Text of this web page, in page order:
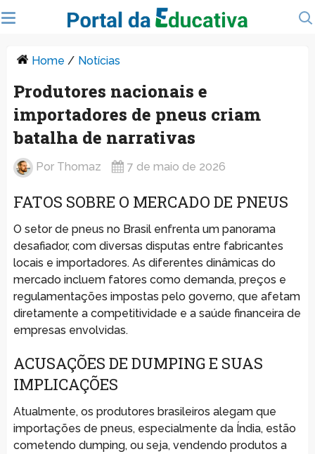
Home / Notícias
Produtores nacionais e
importadores de pneus criam
batalha de narrativas
Por Thomaz 7 de maio de 2026
FATOS SOBRE O MERCADO DE PNEUS
O setor de pneus no Brasil enfrenta um panorama
desafiador, com diversas disputas entre fabricantes
locais e importadores. As diferentes dinâmicas do
mercado incluem fatores como demanda, preços e
regulamentações impostas pelo governo, que afetam
diretamente a competitividade e a saúde financeira de
empresas envolvidas.
ACUSAÇÕES DE DUMPING E SUAS
IMPLICAÇÕES
Atualmente, os produtores brasileiros alegam que
importações de pneus, especialmente da Índia, estão
cometendo dumping, ou seja, vendendo produtos a